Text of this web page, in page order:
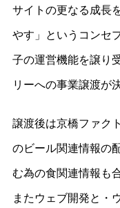
サイトの更なる成長
やす」というコンセ
子の運営機能を譲り
リーへの事業譲渡が
譲渡後は京橋ファク
のビール関連情報の
む為の食関連情報も
またウェブ開発と・